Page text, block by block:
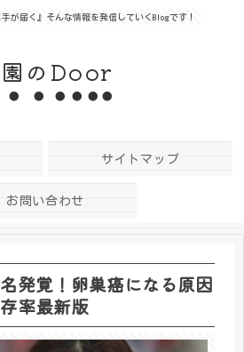
が届く』そんな情報を発信していくBlogです！
のDoor
サイトマップ
お問い合わせ
発覚！卵巣癌になる原因
率最新版